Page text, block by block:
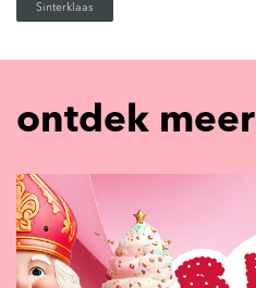
Sinterklaas
ontdek meer